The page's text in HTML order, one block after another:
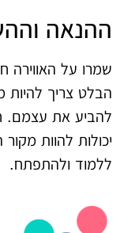
ההנאה
שמרו על האווירה
הבלט צריך להיות
להביע את עצמם.
יכולות להוות
ללמוד ולהתפתח.